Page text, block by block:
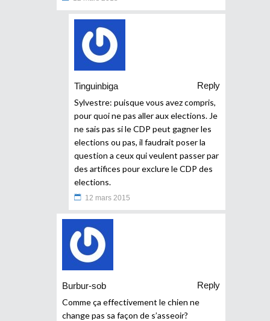
Tinguinbiga
Reply
Sylvestre: puisque vous avez compris,
pour quoi ne pas aller aux elections. Je
ne sais pas si le CDP peut gagner les
elections ou pas, il faudrait poser la
question a ceux qui veulent passer par
des artifices pour exclure le CDP des
elections.
12 mars 2015
Burbur-sob
Reply
Comme ça effectivement le chien ne
change pas sa façon de s’asseoir?